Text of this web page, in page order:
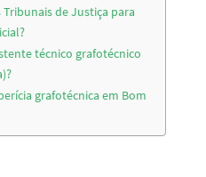
de Justiça para
técnico grafotécnico
grafotécnica em Bom